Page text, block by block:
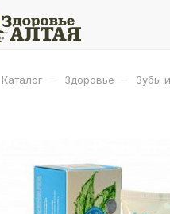
Каталог – Здоровье – Зубы